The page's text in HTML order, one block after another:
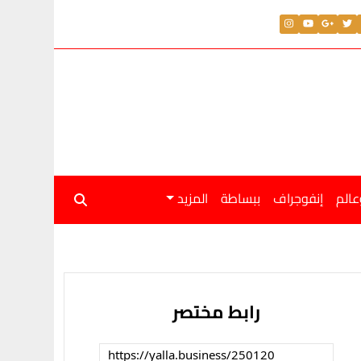
إنفوجراف ببساطة المزيد
رابط مختصر